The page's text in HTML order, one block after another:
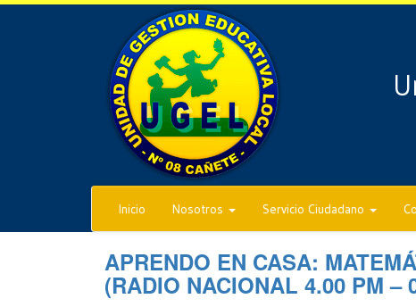
Inicio Nosotros Servicio Ciudadano
APRENDO EN CASA:
(RADIO NACIONAL 4.00 PM –